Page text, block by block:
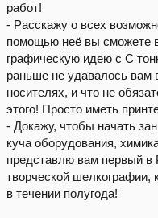
работ!
- Расскажу о всех
помощью неё вы сможете
графическую идею с С
раньше не удавалось вам
носителях, и что не
этого! Просто иметь
- Докажу, чтобы начать
куча оборудования,
представлю вам первый
творческой
в течении полугода!